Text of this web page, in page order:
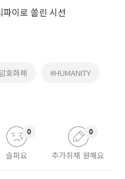
파이로 쏠린 시선
호화폐 #HUMANITY
슬퍼요
0
추가취재 원해요
0